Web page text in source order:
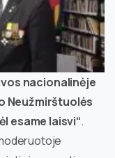
nacionalinėje
Neužmirštuolės
esame laisvi“.